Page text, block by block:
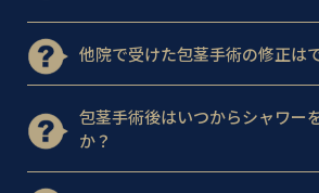
他院で受けた包茎手術の修正は
包茎手術後はいつからシャワー
か？